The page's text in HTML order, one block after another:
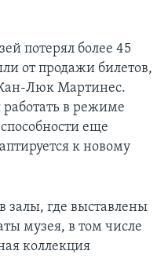
потерял более 45
от продажи билетов,
Люк Мартинес.
в режиме
еще
к новому
залы, где выставлены
музея, в том числе
коллекция